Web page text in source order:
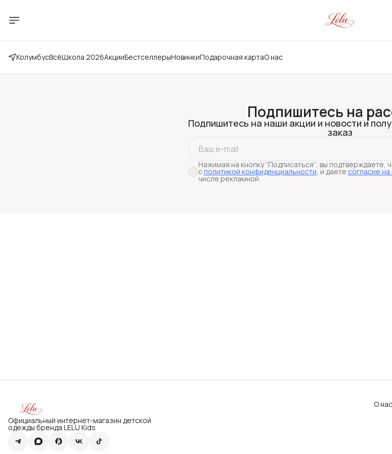
КолумбусВсёШкола 2026АкцииБестселлерыНовинкиПодарочная картаО нас
Подпишитесь на
Подпишитесь на наши акции и новости и
заказ
Нажимая на кнопку “Подписаться“, вы подтверждаете,
сполитикой конфиденциальности, и даете согласие
числе рекламной
Официальный интернет-магазин детской
одежды бренда LELU Kids
О нас